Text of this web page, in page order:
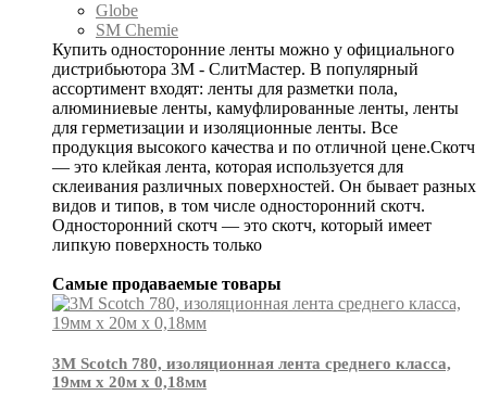
Globe
SM Chemie
Купить односторонние ленты можно у официального
дистрибьютора 3М - СлитМастер. В популярный
ассортимент входят: ленты для разметки пола,
алюминиевые ленты, камуфлированные ленты, ленты
для герметизации и изоляционные ленты. Все
продукция высокого качества и по отличной цене.Скотч
— это клейкая лента, которая используется для
склеивания различных поверхностей. Он бывает разных
видов и типов, в том числе односторонний скотч.
Односторонний скотч — это скотч, который имеет
липкую поверхность только
Самые продаваемые товары
3М Scotch 780, изоляционная лента среднего класса,
19мм х 20м х 0,18мм